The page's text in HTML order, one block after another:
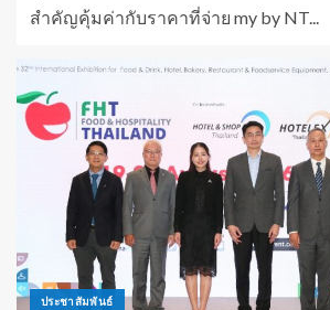
สำคัญคุ้มค่ากับราคาที่จ่าย my by NT...
ประชาสัมพันธ์